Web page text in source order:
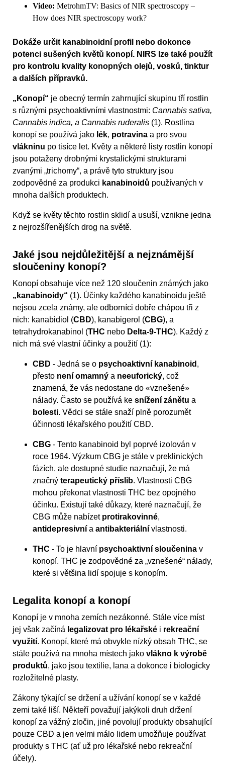
Video: MetrohmTV: Basics of NIR spectroscopy –
How does NIR spectroscopy work?
Dokáže určit kanabinoidní profil nebo dokonce
potenci sušených květů konopí. NIRS lze také použít
pro kontrolu kvality konopných olejů, vosků, tinktur
a dalších přípravků.
„Konopí“ je obecný termín zahrnující skupinu tří rostlin
s různými psychoaktivními vlastnostmi: Cannabis sativa,
Cannabis indica, a Cannabis ruderalis (1). Rostlina
konopí se používá jako lék, potravina a pro svou
vlákninu po tisíce let. Květy a některé listy rostlin konopí
jsou potaženy drobnými krystalickými strukturami
zvanými „trichomy“, a právě tyto struktury jsou
zodpovědné za produkci kanabinoidů používaných v
mnoha dalších produktech.
Když se květy těchto rostlin sklidí a usuší, vznikne jedna
z nejrozšířenějších drog na světě.
Jaké jsou nejdůležitější a nejznámější
sloučeniny konopí?
Konopí obsahuje více než 120 sloučenin známých jako
„kanabinoidy“ (1). Účinky každého kanabinoidu ještě
nejsou zcela známy, ale odborníci dobře chápou tři z
nich: kanabidiol (CBD), kanabigerol (CBG), a
tetrahydrokanabinol (THC nebo Delta-9-THC). Každý z
nich má své vlastní účinky a použití (1):
CBD - Jedná se o psychoaktivní kanabinoid ,
přesto není omamný a neeuforický, což
znamená, že vás nedostane do «vznešené»
nálady. Často se používá ke snížení zánětu a
bolesti. Vědci se stále snaží plně porozumět
účinnosti lékařského použití CBD.
CBG - Tento kanabinoid byl poprvé izolován v
roce 1964. Výzkum CBG je stále v preklinických
fázích, ale dostupné studie naznačují, že má
značný terapeutický příslib. Vlastnosti CBG
mohou překonat vlastnosti THC bez opojného
účinku. Existují také důkazy, které naznačují, že
CBG může nabízet protirakovinné,
antidepresivní a antibakteriální vlastnosti.
THC - To je hlavní psychoaktivní sloučenina v
konopí. THC je zodpovědné za „vznešené“ nálady,
které si většina lidí spojuje s konopím.
Legalita konopí a konopí
Konopí je v mnoha zemích nezákonné. Stále více míst
jej však začíná legalizovat pro lékařské i rekreační
využití. Konopí, které má obvykle nízký obsah THC, se
stále používá na mnoha místech jako vlákno k výrobě
produktů, jako jsou textilie, lana a dokonce i biologicky
rozložitelné plasty.
Zákony týkající se držení a užívání konopí se v každé
zemi také liší. Někteří považují jakýkoli druh držení
konopí za vážný zločin, jiné povolují produkty obsahující
pouze CBD a jen velmi málo lidem umožňuje používat
produkty s THC (ať už pro lékařské nebo rekreační
účely).